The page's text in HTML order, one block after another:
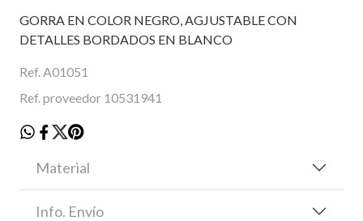
GORRA EN COLOR NEGRO, AGJUSTABLE CON
DETALLES BORDADOS EN BLANCO
Ref. A01051
Ref. proveedor 10531941
Material
Info. Envío